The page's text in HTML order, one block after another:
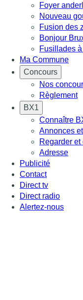
Foyer
Nouveau
Fusion des
Bonjour
Fusillades
Ma Commune
Concours
Nos
Règlement
BX1
Connaître
Annonces
Regarder
Adresse
Publicité
Contact
Direct tv
Direct radio
Alertez-nous